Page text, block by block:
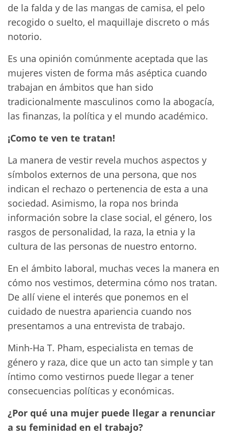
de la falda y de las mangas de camisa, el pelo
recogido o suelto, el maquillaje discreto o más
notorio.
Es una opinión comúnmente aceptada que las
mujeres visten de forma más aséptica cuando
trabajan en ámbitos que han sido
tradicionalmente masculinos como la abogacía,
las finanzas, la política y el mundo académico.
¡Como te ven te tratan!
La manera de vestir revela muchos aspectos y
símbolos externos de una persona, que nos
indican el rechazo o pertenencia de esta a una
sociedad. Asimismo, la ropa nos brinda
información sobre la clase social, el género, los
rasgos de personalidad, la raza, la etnia y la
cultura de las personas de nuestro entorno.
En el ámbito laboral, muchas veces la manera en
cómo nos vestimos, determina cómo nos tratan.
De allí viene el interés que ponemos en el
cuidado de nuestra apariencia cuando nos
presentamos a una entrevista de trabajo.
Minh-Ha T. Pham, especialista en temas de
género y raza, dice que un acto tan simple y tan
íntimo como vestirnos puede llegar a tener
consecuencias políticas y económicas.
¿Por qué una mujer puede llegar a renunciar
a su feminidad en el trabajo?